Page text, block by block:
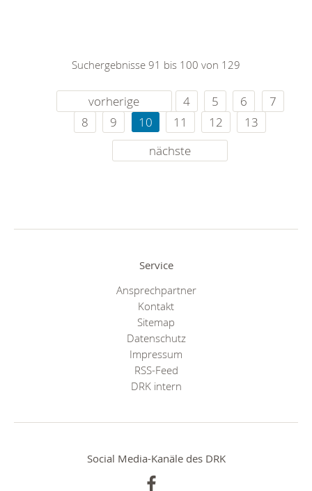
Suchergebnisse 91 bis 100 von 129
vorherige 4 5 6
7
8
9 10 11 12
13
nächste
Service
Ansprechpartner
Kontakt
Sitemap
Datenschutz
Impressum
RSS-Feed
DRK intern
Social Media-Kanäle des DRK